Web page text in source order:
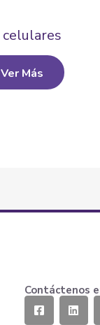
Ver Más
Contáctenos